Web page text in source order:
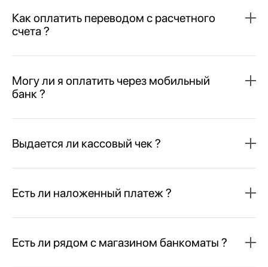
Как оплатить переводом с расчетного
счета ?
Могу ли я оплатить через мобильный
банк ?
Выдается ли кассовый чек ?
Есть ли наложенный платеж ?
Есть ли рядом с магазином банкоматы ?